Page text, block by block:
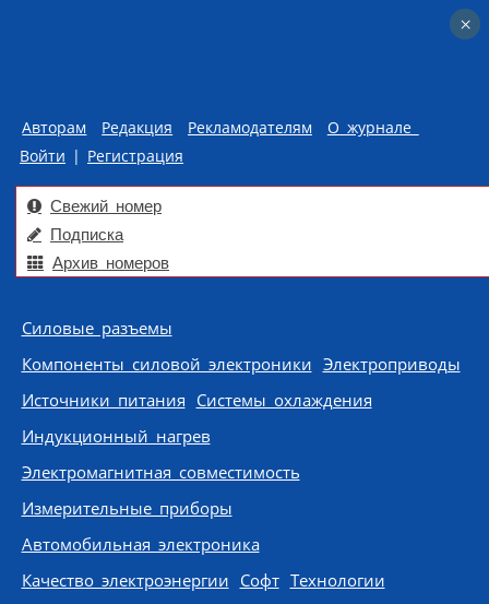
Авторам Редакция Рекламодателям
О журнале
Войти | Регистрация
Свежий номер
Подписка
Архив номеров
Skip to content
Силовые разъемы
Компоненты силовой электроники Электроприводы
Источники питания Системы охлаждения
Индукционный нагрев
Электромагнитная совместимость
Измерительные приборы
Автомобильная электроника
Качество электроэнергии Софт Технологии
×
×